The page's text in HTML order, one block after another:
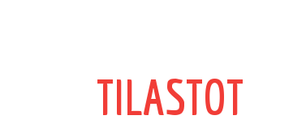
TILASTOT